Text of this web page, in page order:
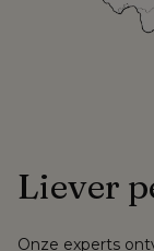
Liever
Onze experts